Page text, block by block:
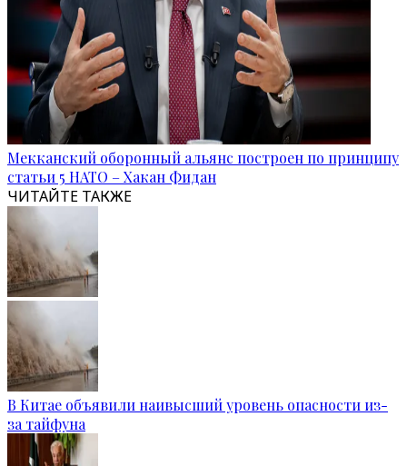
Мекканский оборонный альянс построен по принципу
статьи 5 НАТО – Хакан Фидан
ЧИТАЙТЕ ТАКЖЕ
В Китае объявили наивысший уровень опасности из-
за тайфуна